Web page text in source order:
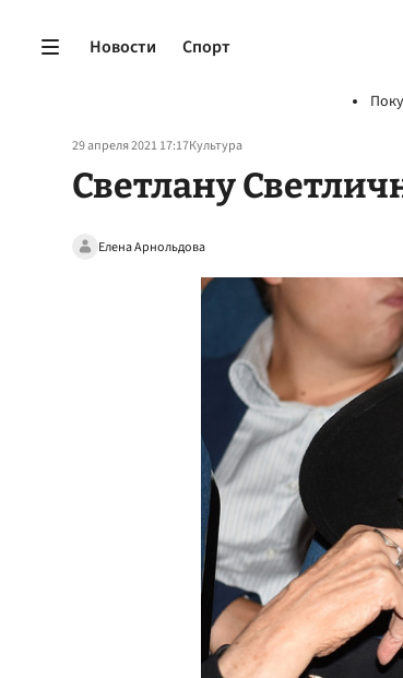
Новости Спорт
29 апреля 2021 17:17Культура
Светлану
Елена Арнольдова